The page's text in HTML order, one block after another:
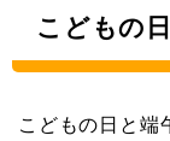
こどもの
こどもの日と端